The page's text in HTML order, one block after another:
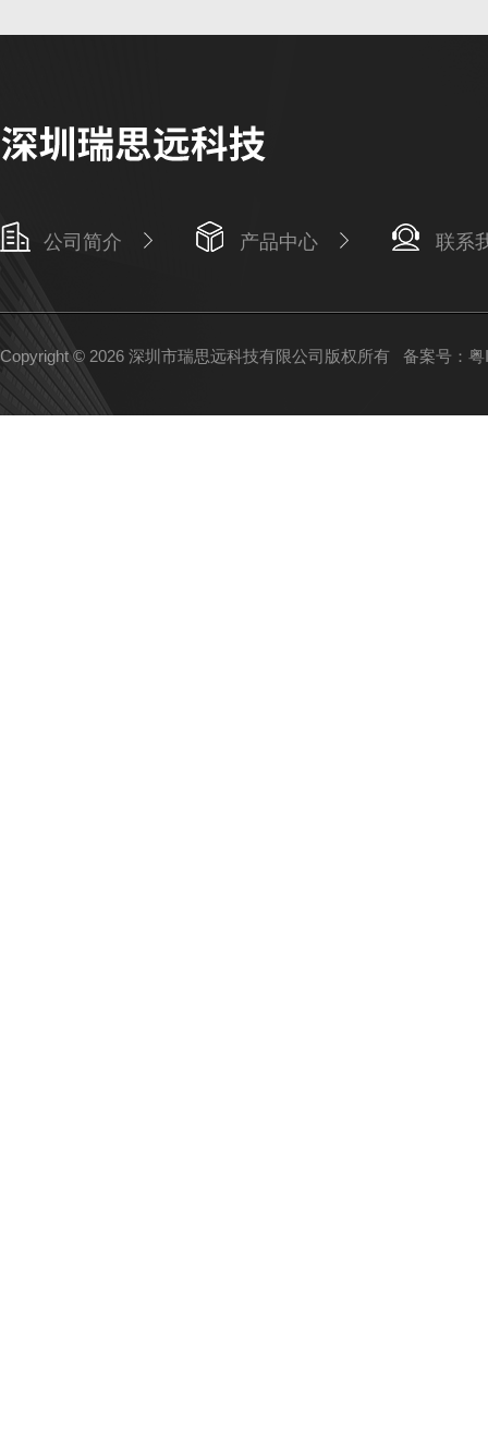
公司简介 产品中心 联系
Copyright © 2026 深圳市瑞思远科技有限公司版权所有 备案号：